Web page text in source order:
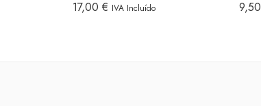
17,00 € IVA Incluído 9,50